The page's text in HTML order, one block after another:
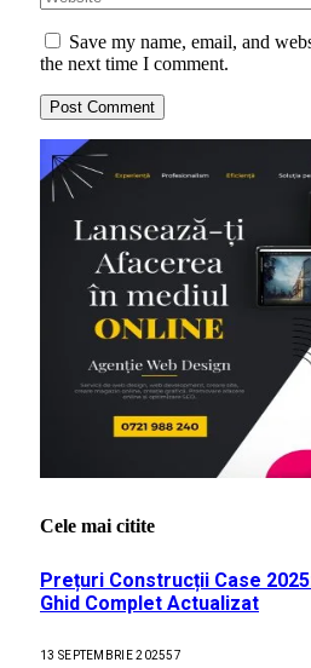
Save my name, email, and
the next time I comment.
Cele mai citite
Prețuri Construcții Case
Ghid Complet Actualizat
13 SEPTEMBRIE 202557